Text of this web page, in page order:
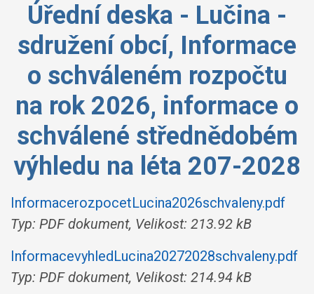
Úřední deska - Lučina -
sdružení obcí, Informace
o schváleném rozpočtu
na rok 2026, informace o
schválené střednědobém
výhledu na léta 207-2028
InformacerozpocetLucina2026schvaleny.pdf
Typ: PDF dokument, Velikost: 213.92 kB
InformacevyhledLucina20272028schvaleny.pdf
Typ: PDF dokument, Velikost: 214.94 kB